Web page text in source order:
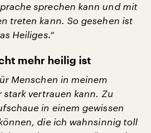
sprechen kann und mit
treten kann. So gesehen ist
Heiliges.“
mehr heilig ist
Menschen in meinem
vertrauen kann. Zu
in einem gewissen
die ich wahnsinnig toll